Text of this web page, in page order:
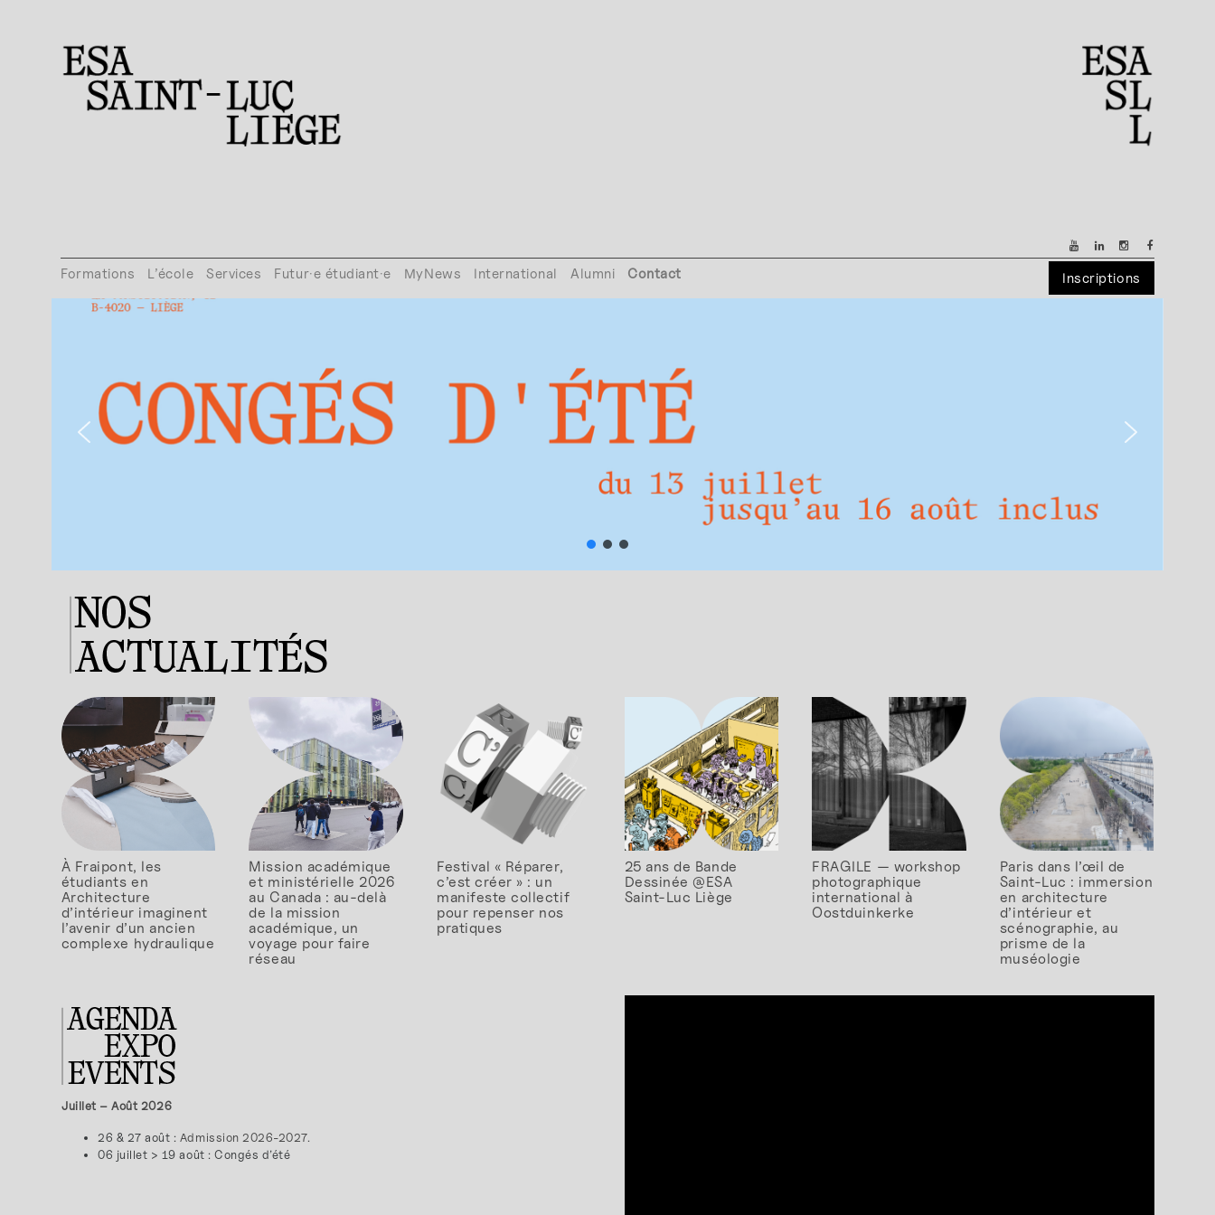
Formations L’école Services Futur·e étudiant·e MyNews International Alumni Contact Inscriptions
À Fraipont, les
étudiants en
Architecture
d’intérieur imaginent
l’avenir d’un ancien
complexe hydraulique
Mission académique
et ministérielle 2026
au Canada : au-delà
de la mission
académique, un
voyage pour faire
réseau
Festival « Réparer,
c’est créer » : un
manifeste collectif
pour repenser nos
pratiques
25 ans de Bande
Dessinée @ESA
Saint-Luc Liège
FRAGILE — workshop
photographique
international à
Oostduinkerke
Paris dans l’œil de
Saint-Luc : immersion
en architecture
d’intérieur et
scénographie, au
prisme de la
muséologie
Juillet – Août 2026
26 & 27 août : Admission 2026-2027.
06 juillet > 19 août : Congés d’été